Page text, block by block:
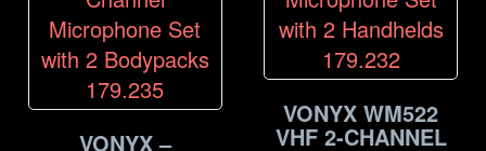
VONYX –
VONYX WM522
VHF 2-CHANNEL